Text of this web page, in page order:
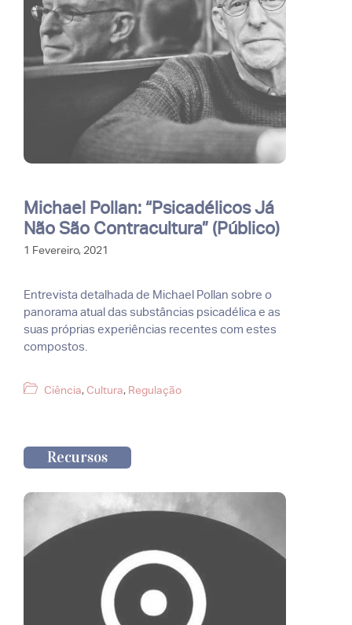
Michael Pollan: “Psicadélicos Já
Não São Contracultura” (Público)
1 Fevereiro, 2021
Entrevista detalhada de Michael Pollan sobre o
panorama atual das substâncias psicadélica e as
suas próprias experiências recentes com estes
compostos.
Categorias
Ciência, Cultura, Regulação
Recursos